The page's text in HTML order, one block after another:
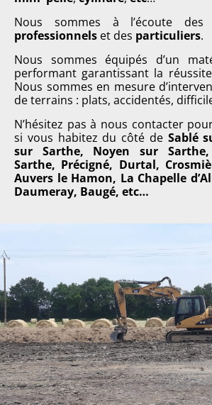
Nous sommes à l’écoute des
professionnels et des particuliers.
Nous sommes équipés d’un
performant garantissant la
Nous sommes en mesure
de terrains : plats, accidentés,
N’hésitez pas à nous contacter
si vous habitez du côté de Sablé
sur Sarthe, Noyen sur
Sarthe, Précigné, Durtal,
Auvers le Hamon, La Chapelle
Daumeray, Baugé, etc…